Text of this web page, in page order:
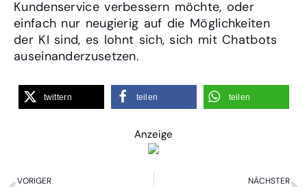
Kundenservice verbessern möchte, oder
einfach nur neugierig auf die Möglichkeiten
der KI sind, es lohnt sich, sich mit Chatbots
auseinanderzusetzen.
twittern teilen teilen
Anzeige
VORIGER NÄCHSTER